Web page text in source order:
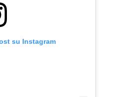
su Instagram